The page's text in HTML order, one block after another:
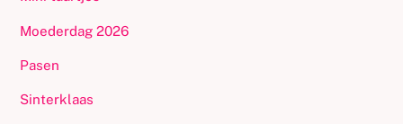
Moederdag 2026
Pasen
Sinterklaas